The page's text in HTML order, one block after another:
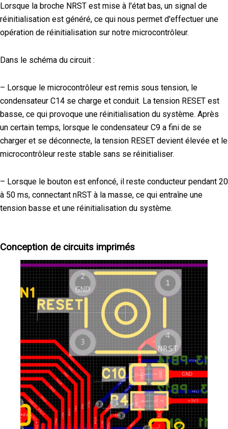
Lorsque la broche NRST est mise à l'état bas, un signal de
réinitialisation est généré, ce qui nous permet d'effectuer une
opération de réinitialisation sur notre microcontrôleur.
Dans le schéma du circuit :
– Lorsque le microcontrôleur est remis sous tension, le
condensateur C14 se charge et conduit. La tension RESET est
basse, ce qui provoque une réinitialisation du système. Après
un certain temps, lorsque le condensateur C9 a fini de se
charger et se déconnecte, la tension RESET devient élevée et le
microcontrôleur reste stable sans se réinitialiser.
– Lorsque le bouton est enfoncé, il reste conducteur pendant 20
à 50 ms, connectant nRST à la masse, ce qui entraîne une
tension basse et une réinitialisation du système.
Conception de circuits imprimés